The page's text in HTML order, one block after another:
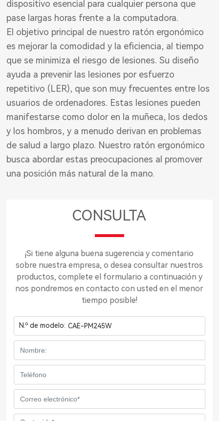
dispositivo esencial para cualquier persona que
pase largas horas frente a la computadora.
El objetivo principal de nuestro ratón ergonómico
es mejorar la comodidad y la eficiencia, al tiempo
que se minimiza el riesgo de lesiones. Su diseño
ayuda a prevenir las lesiones por esfuerzo
repetitivo (LER), que son muy frecuentes entre los
usuarios de ordenadores. Estas lesiones pueden
manifestarse como dolor en la muñeca, los dedos
y los hombros, y a menudo derivan en problemas
de salud a largo plazo. Nuestro ratón ergonómico
busca abordar estas preocupaciones al promover
una posición más natural de la mano.
CONSULTA
¡Si tiene alguna buena sugerencia y comentario
sobre nuestra empresa, o desea consultar nuestros
productos, complete el formulario a continuación y
nos pondremos en contacto con usted en el menor
tiempo posible!
N.º de modelo: CAE-PM245W